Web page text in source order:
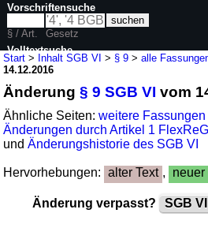
Start > Inhalt SGB VI > § 9 >alle
14.12.2016
Änderung§ 9 SGB VI vom
Ähnliche Seiten:weitere Fassungen
Änderungen durch Artikel 1
undÄnderungshistorie des SGB VI
Hervorhebungen: alter Text , neuer
Änderung verpasst? SGB
Vorschriftensuche
§ / Art.
Gesetz
Volltextsuche